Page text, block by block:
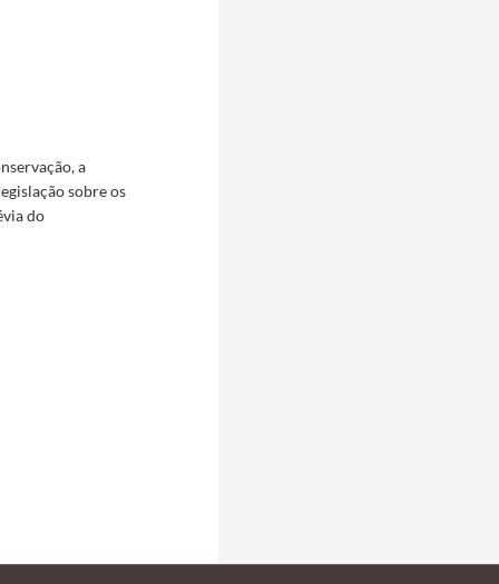
a
sobre os
do